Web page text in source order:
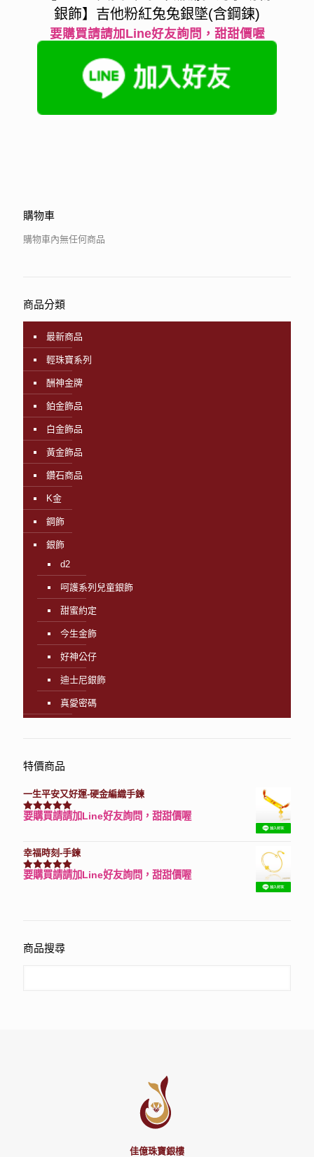
銀飾】吉他粉紅兔兔銀墜(含鋼鍊)
要購買請請加Line好友詢問，甜甜價喔
購物車
購物車內無任何商品
商品分類
最新商品
輕珠寶系列
酬神金牌
鉑金飾品
白金飾品
黃金飾品
鑽石商品
K金
鋼飾
銀飾
d2
呵護系列兒童銀飾
甜蜜約定
今生金飾
好神公仔
迪士尼銀飾
真愛密碼
特價商品
一生平安又好運-硬金編織手鍊
評分7740滿分 5
要購買請請加Line好友詢問，甜甜價喔
幸福時刻-手鍊
評分3150滿分 5
要購買請請加Line好友詢問，甜甜價喔
商品搜尋
佳億珠寶銀樓